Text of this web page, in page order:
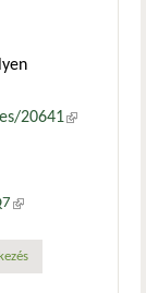
20641(külső
(külső